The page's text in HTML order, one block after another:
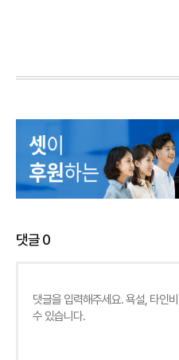
댓글0